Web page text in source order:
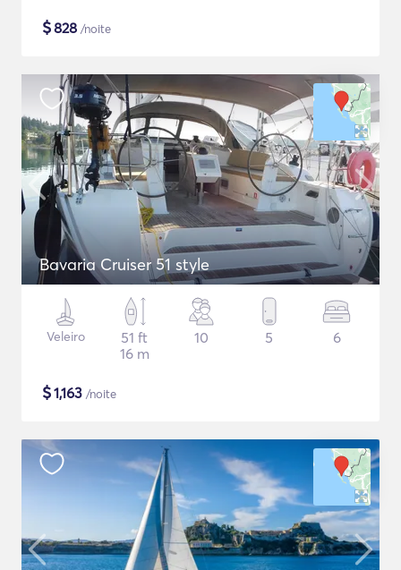
$828 /noite
Bavaria Cruiser 51 style
Veleiro
51 ft
16 m
10 5 6
$1,163 /noite